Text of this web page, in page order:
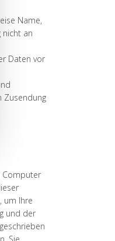
Name,
nicht an
Daten vor
Zusendung
Computer
um Ihre
und der